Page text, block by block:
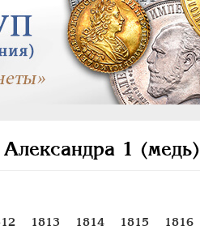
1 (медь)
1813 1814 1815 1816